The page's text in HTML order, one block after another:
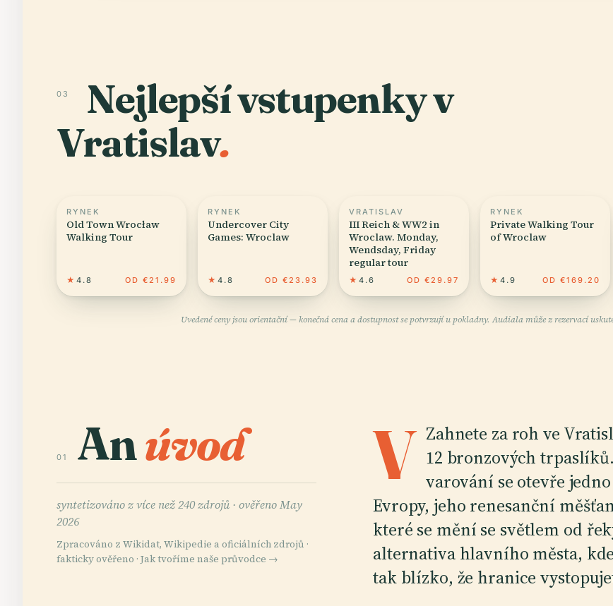
03
Nejlepší vstupenky v
Vratislav.
RYNEK
Old Town Wrocław
Walking Tour
★ 4.8 OD €21.99
RYNEK
Undercover City
Games: Wroclaw
★ 4.8 OD €23.93
VRATISLAV
III Reich & WW2 in
Wroclaw. Monday,
Wendsday, Friday
regular tour
★ 4.6 OD €29.97
RYNEK
Private Walking Tour
of Wroclaw
★ 4.9 OD €169.20
Uvedené ceny jsou orientační — konečná cena a dostupnost se potvrzují u pokladny. Audiala může z rezervací
01 Anúvod
syntetizováno z více než 240 zdrojů · ověřeno May
2026
Zpracováno z Wikidat, Wikipedie a oficiálních zdrojů ·
fakticky ověřeno · Jak tvoříme naše průvodce →
V Zahnete za roh ve
12 bronzových
varování se otevře
Evropy, jeho renesanční
které se mění se světlem od
alternativa hlavního města,
tak blízko, že hranice